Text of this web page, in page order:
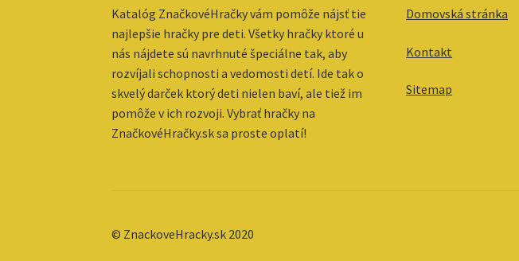
Katalóg ZnačkovéHračky vám pomôže nájsť tie
najlepšie hračky pre deti. Všetky hračky ktoré u
nás nájdete sú navrhnuté špeciálne tak, aby
rozvíjali schopnosti a vedomosti detí. Ide tak o
skvelý darček ktorý deti nielen baví, ale tiež im
pomôže v ich rozvoji. Vybrať hračky na
ZnačkovéHračky.sk sa proste oplatí!
Domovská stránka
Kontakt
Sitemap
© ZnackoveHracky.sk 2020